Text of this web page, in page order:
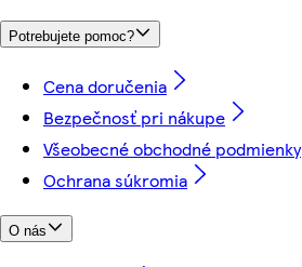
Potrebujete pomoc?
Cena doručenia
Bezpečnosť pri nákupe
Všeobecné obchodné podmienky
Ochrana súkromia
O nás